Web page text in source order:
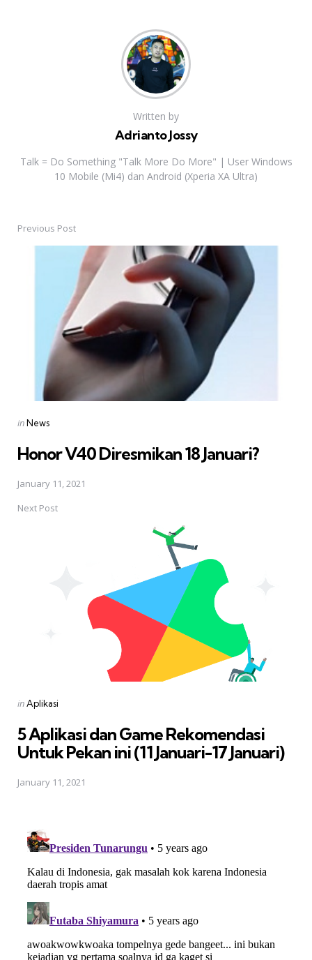
Written by
Adrianto Jossy
Talk = Do Something "Talk More Do More" | User Windows
10 Mobile (Mi4) dan Android (Xperia XA Ultra)
Post
navigation
Previous Post
Posted
inNews
Honor V40 Diresmikan 18 Januari?
January 11, 2021
Next Post
Posted
inAplikasi
5 Aplikasi dan Game Rekomendasi
Untuk Pekan ini (11 Januari-17 Januari)
January 11, 2021